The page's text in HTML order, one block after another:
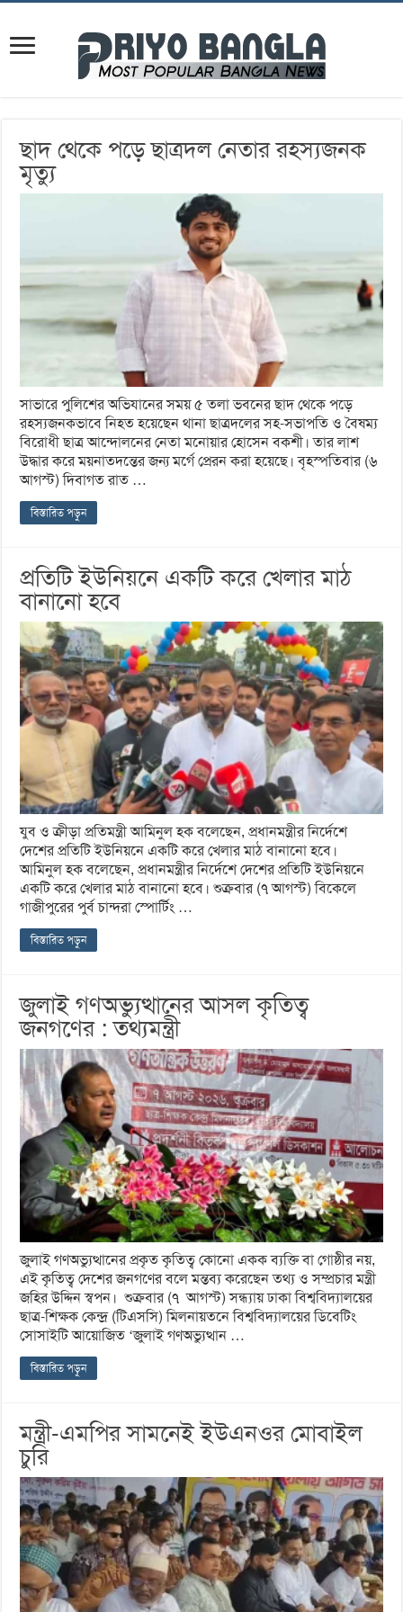
ছাদ থেকে পড়ে ছাত্রদল নেতার রহস্যজনক
মৃত্যু
সাভারে পুলিশের অভিযানের সময় ৫ তলা ভবনের ছাদ থেকে পড়ে
রহস্যজনকভাবে নিহত হয়েছেন থানা ছাত্রদলের সহ-সভাপতি ও বৈষম্য
বিরোধী ছাত্র আন্দোলনের নেতা মনোয়ার হোসেন বকশী। তার লাশ
উদ্ধার করে ময়নাতদন্তের জন্য মর্গে প্রেরন করা হয়েছে। বৃহস্পতিবার (৬
আগস্ট) দিবাগত রাত …
বিস্তারিত পড়ুন
প্রতিটি ইউনিয়নে একটি করে খেলার মাঠ
বানানো হবে
যুব ও ক্রীড়া প্রতিমন্ত্রী আমিনুল হক বলেছেন, প্রধানমন্ত্রীর নির্দেশে
দেশের প্রতিটি ইউনিয়নে একটি করে খেলার মাঠ বানানো হবে।
আমিনুল হক বলেছেন, প্রধানমন্ত্রীর নির্দেশে দেশের প্রতিটি ইউনিয়নে
একটি করে খেলার মাঠ বানানো হবে। শুক্রবার (৭ আগস্ট) বিকেলে
গাজীপুরের পুর্ব চান্দরা স্পোর্টিং …
বিস্তারিত পড়ুন
জুলাই গণঅভ্যুত্থানের আসল কৃতিত্ব
জনগণের : তথ্যমন্ত্রী
জুলাই গণঅভ্যুত্থানের প্রকৃত কৃতিত্ব কোনো একক ব্যক্তি বা গোষ্ঠীর নয়,
এই কৃতিত্ব দেশের জনগণের বলে মন্তব্য করেছেন তথ্য ও সম্প্রচার মন্ত্রী
জহির উদ্দিন স্বপন। শুক্রবার (৭ আগস্ট) সন্ধ্যায় ঢাকা বিশ্ববিদ্যালয়ের
ছাত্র-শিক্ষক কেন্দ্র (টিএসসি) মিলনায়তনে বিশ্ববিদ্যালয়ের ডিবেটিং
সোসাইটি আয়োজিত ‘জুলাই গণঅভ্যুত্থান …
বিস্তারিত পড়ুন
মন্ত্রী-এমপির সামনেই ইউএনওর মোবাইল
চুরি